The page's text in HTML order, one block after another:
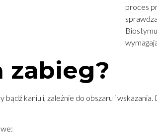
proces
zabieg?
kaniuli, zależnie do obszaru i